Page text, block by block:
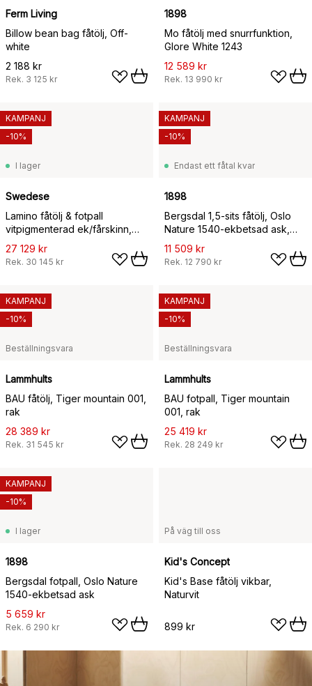
Ferm Living
Billow bean bag fåtölj, Off-
white
2 188 kr
Rek. 3 125 kr
1898
Mo fåtölj med snurrfunktion,
Glore White 1243
12 589 kr
Rek. 13 990 kr
I lager
Swedese
Lamino fåtölj & fotpall
vitpigmenterad ek/fårskinn,
Off white (vit)
27 129 kr
Rek. 30 145 kr
KAMPANJ
-10%
Endast ett fåtal kvar
1898
Bergsdal 1,5-sits fåtölj, Oslo
Nature 1540-ekbetsad ask,
1,5-sits
11 509 kr
Rek. 12 790 kr
KAMPANJ
-10%
Beställningsvara
Lammhults
BAU fåtölj, Tiger mountain 001,
rak
28 389 kr
Rek. 31 545 kr
KAMPANJ
-10%
Beställningsvara
Lammhults
BAU fotpall, Tiger mountain
001, rak
25 419 kr
Rek. 28 249 kr
KAMPANJ
-10%
I lager
1898
Bergsdal fotpall, Oslo Nature
1540-ekbetsad ask
5 659 kr
Rek. 6 290 kr
KAMPANJ
-10%
På väg till oss
Kid's Concept
Kid's Base fåtölj vikbar,
Naturvit
899 kr